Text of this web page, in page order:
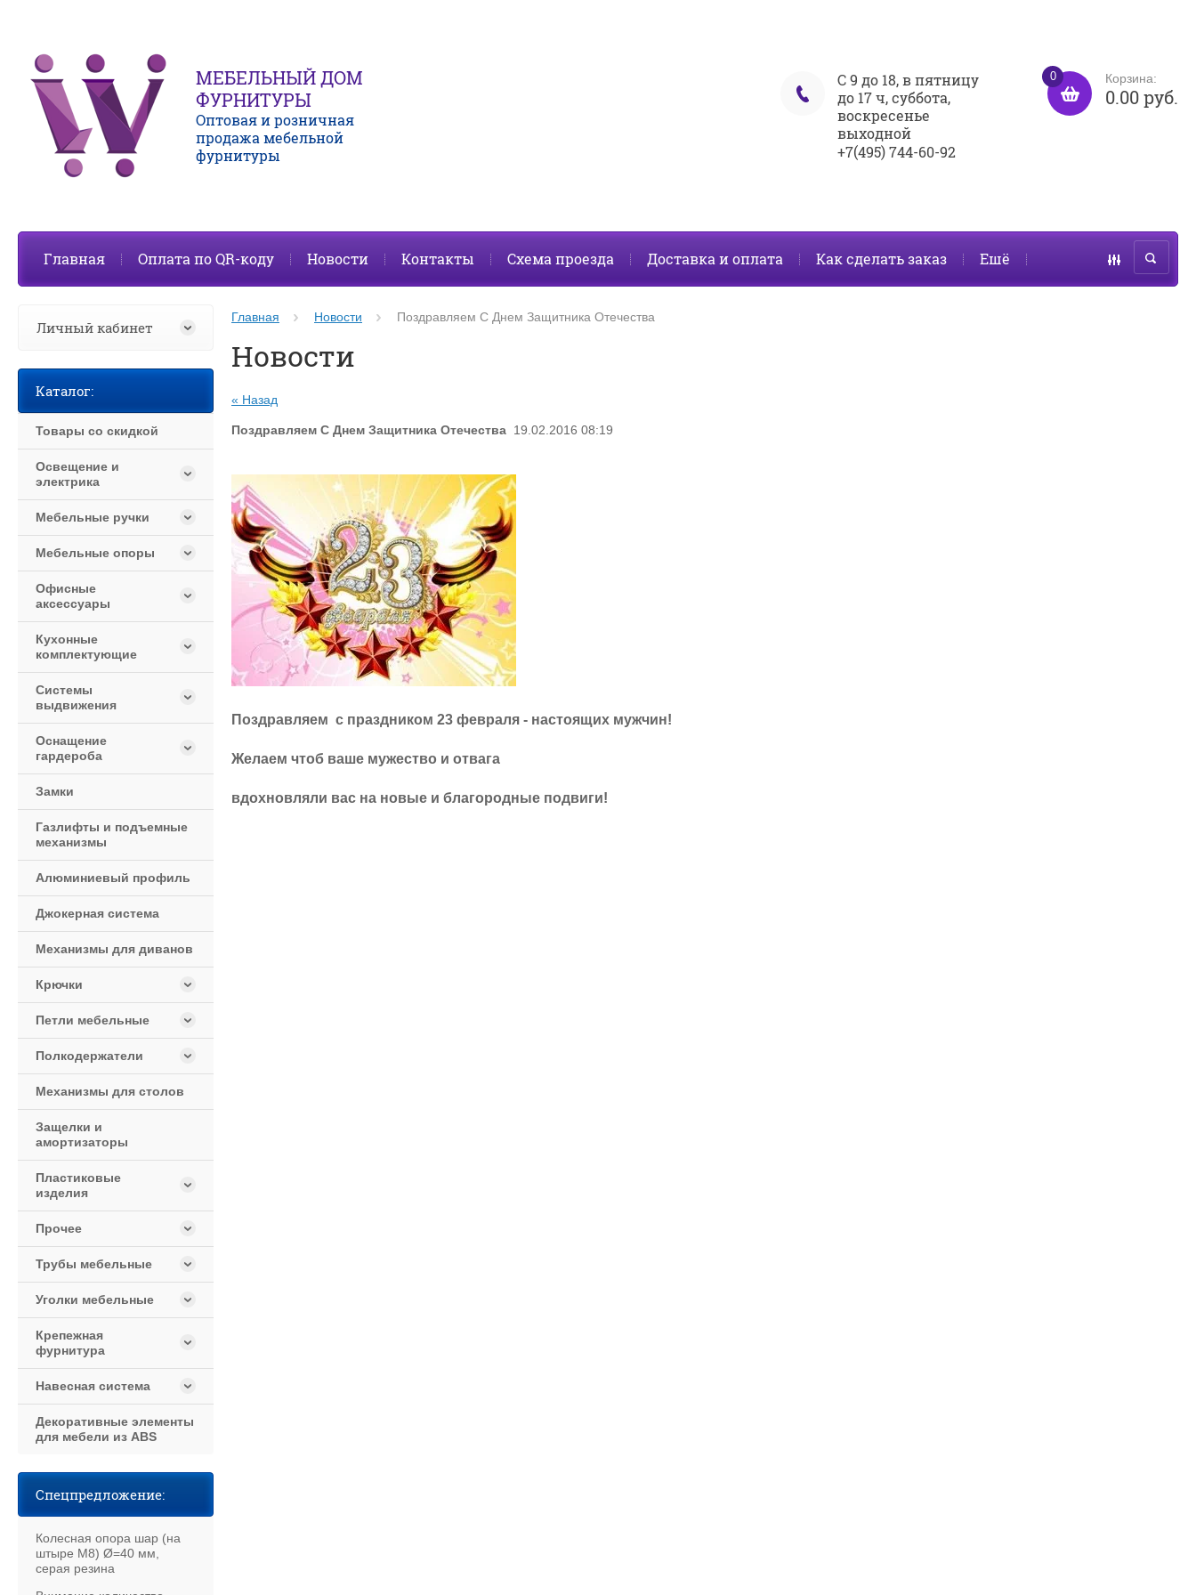
МЕБЕЛЬНЫЙ ДОМ
ФУРНИТУРЫ
Оптовая и розничная
продажа мебельной
фурнитуры
0 Корзина:
0.00 руб.
С 9 до 18, в пятницу
до 17 ч, суббота,
воскресенье
выходной
+7(495) 744-60-92
Главная Оплата по QR-коду Новости Контакты Схема проезда Доставка и оплата Как сделать заказ Ешё
Главная Новости Поздравляем С Днем Защитника Отечества
Новости
« Назад
Поздравляем С Днем Защитника Отечества 19.02.2016 08:19
Поздравляем с праздником 23 февраля - настоящих мужчин!
Желаем чтоб ваше мужество и отвага
вдохновляли вас на новые и благородные подвиги!
Личный кабинет
Каталог:
Товары со скидкой
Освещение и
электрика
Мебельные ручки
Мебельные опоры
Офисные
аксессуары
Кухонные
комплектующие
Системы
выдвижения
Оснащение
гардероба
Замки
Газлифты и подъемные
механизмы
Алюминиевый профиль
Джокерная система
Механизмы для диванов
Крючки
Петли мебельные
Полкодержатели
Механизмы для столов
Защелки и
амортизаторы
Пластиковые
изделия
Прочее
Трубы мебельные
Уголки мебельные
Крепежная
фурнитура
Навесная система
Декоративные элементы
для мебели из АBS
Спецпредложение:
Колесная опора шар (на
штыре М8) Ø=40 мм,
серая резина